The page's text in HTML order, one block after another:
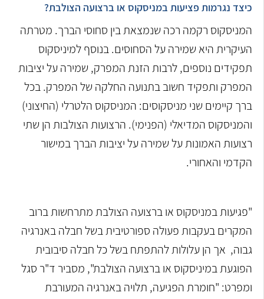
כיצד נגרמות פציעות במניסקוס או ברצועה הצולבת?
המניסקוס רקמה רכה שנמצאת בין סחוסי הברך. מטרתה
העיקרית היא שמירה על הסחוסים. בנוסף למיניסקוס
תפקידים נוספים, לרבות הזנת המפרק, שמירה על יציבות
המפרק ותפקיד חשוב בתנועה החלקה של המפרק. בכל
ברך קיימים שני מניסקוסים: המניסקוס הלטרלי (החיצוני)
והמניסקוס המדיאלי (הפנימי). הרצועות הצולבות הן שתי
רצועות האמונות על שמירה על יציבות הברך במישור
הקדמי והאחורי.
"פגיעות במניסקוס או ברצועה הצולבת מתרחשות ברוב
המקרים בעקבות פעולה ספורטיבית בשל חבלה באנרגיה
גבוה, אך הן עלולות להתפתח בשל כל חבלה סיבובית
הפוגעת במיניסקוס או ברצועה הצולבת", מסביר ד"ר סגל
ומפרט: "חומרת הפגיעה, תלויה באנרגיה המעורבת